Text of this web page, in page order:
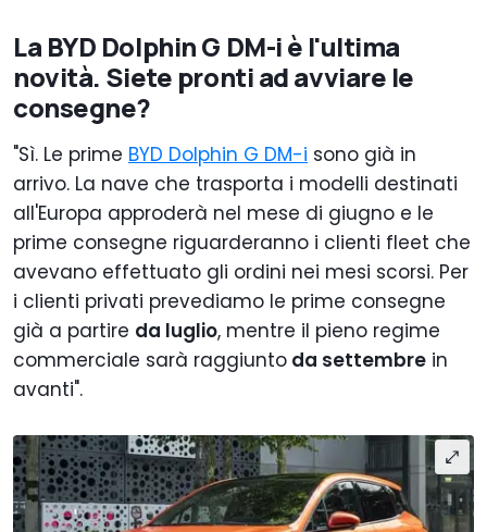
La BYD Dolphin G DM-i è l'ultima
novità. Siete pronti ad avviare le
consegne?
"Sì. Le prime BYD Dolphin G DM-i sono già in
arrivo. La nave che trasporta i modelli destinati
all'Europa approderà nel mese di giugno e le
prime consegne riguarderanno i clienti fleet che
avevano effettuato gli ordini nei mesi scorsi. Per
i clienti privati prevediamo le prime consegne
già a partire da luglio, mentre il pieno regime
commerciale sarà raggiunto da settembre in
avanti".